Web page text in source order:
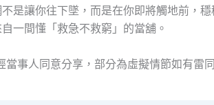
是讓你往下墜，而是在你即將觸地前，
一間懂「救急不救窮」的當舖。
當事人同意分享，部分為虛擬情節如有雷